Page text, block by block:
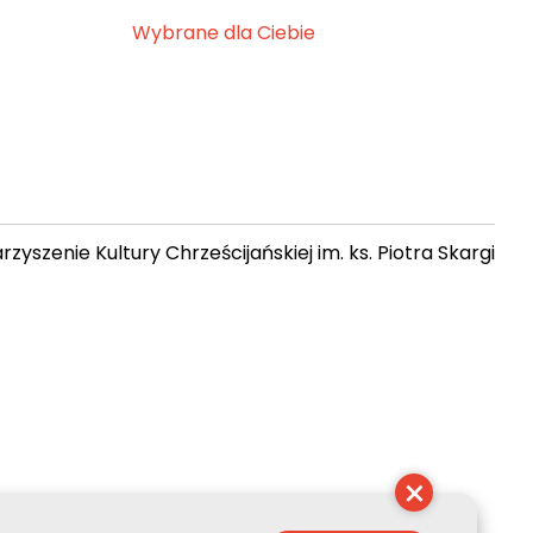
Wybrane dla Ciebie
Kultury Chrześcijańskiej im. ks. Piotra Skargi
×